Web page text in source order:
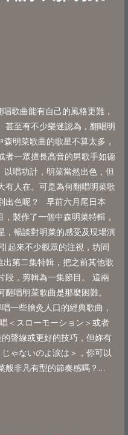
歌曲能有自己的風格更難，
甚至有不少樂迷認為，翻唱明
明菜歌曲的歌星不算太多，
者一眾擅長高音的男歌手如德
唱功計，明菜當然出色，但
有人在。可是為何翻唱明菜歌
出色呢？ 早前六月尾日本
製作了一個中森明菜特輯，
，暢談對明菜的感受及現場演
起來不少觀眾的注視，坊間
第二集特輯，把之前其他歌
段，剪輯為一集節目。 這兩
翻唱明菜歌曲是那麼困難。
一些膾灸人口的經典歌曲，
＜スローモーション＞或者
聲線或更好的技巧，但妳有
ゃないのよ涙は＞，你可以
般非凡有型的節奏感嗎？…